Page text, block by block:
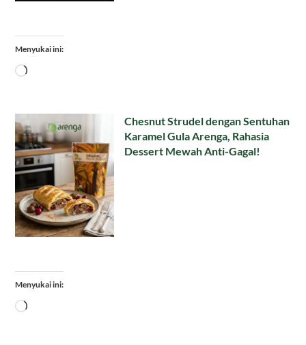
Menyukai ini:
Memuat...
Chesnut Strudel dengan Sentuhan
Karamel Gula Arenga, Rahasia
Dessert Mewah Anti-Gagal!
Menyukai ini:
Memuat...